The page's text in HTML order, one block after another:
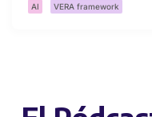
AI VERA framework